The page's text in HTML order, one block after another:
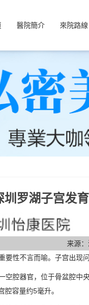
醫院簡介 來院路線
圳罗湖子宫发
来源
性不言而喻。子宫出现问
腔器官，位于骨盆腔中
容量约5毫升。